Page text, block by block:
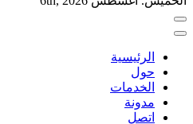
الرئيسية
حول
الخدمات
مدونة
اتصل